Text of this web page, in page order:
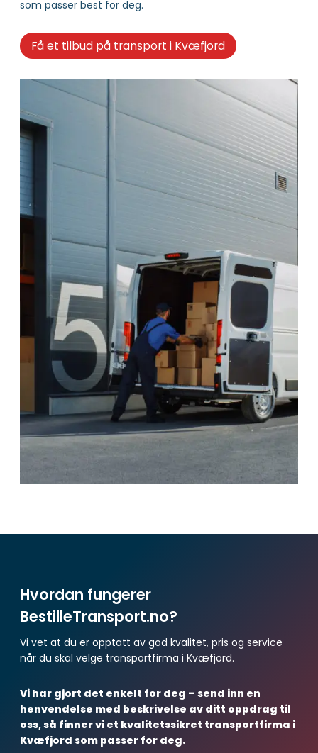
som passer best for deg.
Få et tilbud på transport i Kvæfjord
Hvordan fungerer
BestilleTransport.no?
Vi vet at du er opptatt av god kvalitet, pris og service
når du skal velge transportfirma i Kvæfjord.
Vi har gjort det enkelt for deg – send inn en
henvendelse med beskrivelse av ditt oppdrag til
oss, så finner vi et kvalitetssikret transportfirma i
Kvæfjord som passer for deg.